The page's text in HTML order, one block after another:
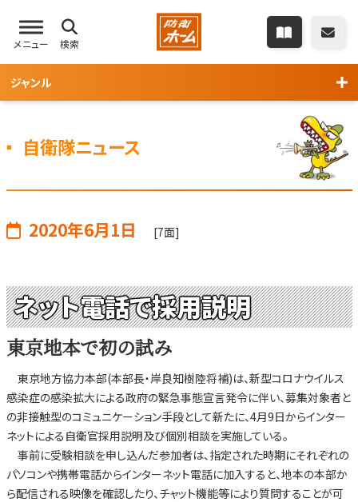
メニュー 検索
ジャンル
自衛隊ニュース
2020年6月1日 [7面]
ネット電話で採用説明
東京地本で初の試み
東京地方協力本部(本部長・岸良知樹陸将補)は、新型コロナウイルス
感染症の感染拡大による政府の緊急事態宣言発令に伴い、募集対象者と
の非接触型のコミュニケーション手段として新たに、4月9日からインター
ネットによる自衛官採用説明及び個別相談を実施している。
事前に受験相談を申し込んだ参加者は、指定された時期にそれぞれの
パソコンや携帯電話からインターネット電話に加入すると、地本の本部か
ら配信される映像を確認したり、チャット機能等により質問することが可